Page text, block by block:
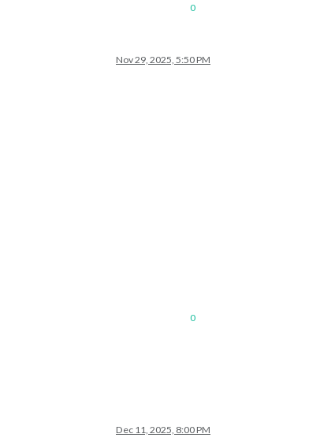
0
Nov 29, 2025, 5:50 PM
0
Dec 11, 2025, 8:00 PM